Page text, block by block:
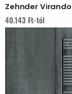
Zehnder Virando
40.143 Ft-tól